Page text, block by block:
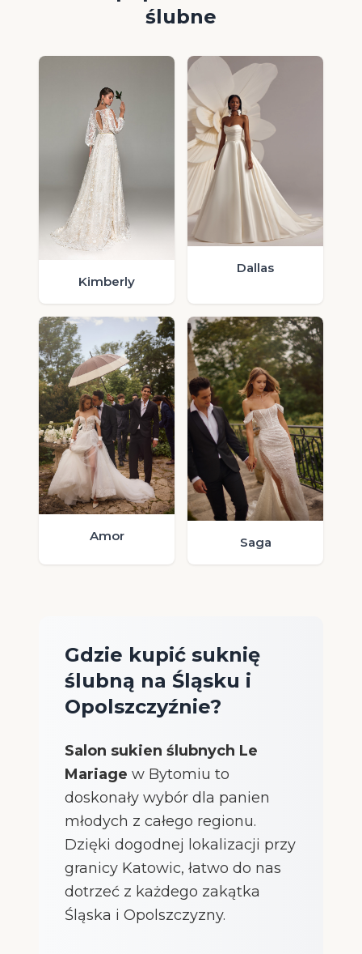
ślubne
Kimberly
Dallas
Amor Saga
Gdzie kupić suknię
ślubną na Śląsku i
Opolszczyźnie?
Salon sukien ślubnych Le
Mariage w Bytomiu to
doskonały wybór dla panien
młodych z całego regionu.
Dzięki dogodnej lokalizacji przy
granicy Katowic, łatwo do nas
dotrzeć z każdego zakątka
Śląska i Opolszczyzny.